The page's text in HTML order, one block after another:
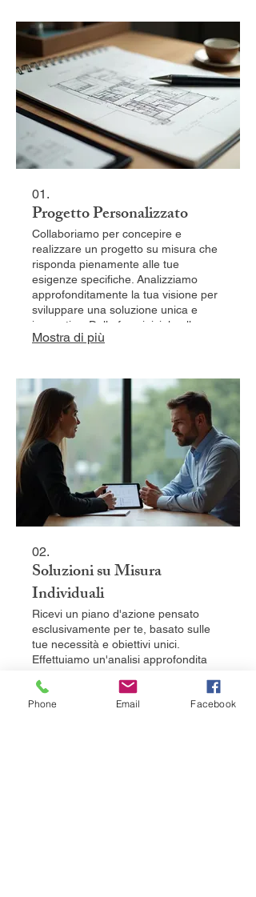
01.
Progetto Personalizzato
Collaboriamo per concepire e
realizzare un progetto su misura che
risponda pienamente alle tue
esigenze specifiche. Analizziamo
approfonditamente la tua visione per
sviluppare una soluzione unica e
innovativa. Dalla fase iniziale alla sua
concretizzazione, offriamo un
Mostra di più
02.
Soluzioni su Misura
Individuali
Ricevi un piano d'azione pensato
esclusivamente per te, basato sulle
tue necessità e obiettivi unici.
Effettuiamo un'analisi approfondita
proporti strategie altamente
personalizzate. Questo servizio ti
Phone Email Facebook